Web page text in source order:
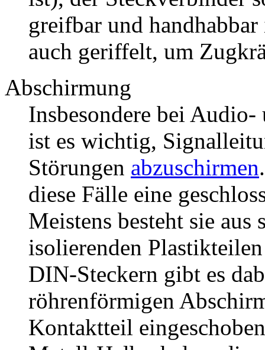
greifbar und
auch geriffelt, um
Abschirmung
Insbesondere bei
ist es wichtig,
Störungen abzuschirmen
diese Fälle eine
Meistens besteht sie aus
isolierenden
DIN-Steckern gibt es
röhrenförmigen
Kontaktteil